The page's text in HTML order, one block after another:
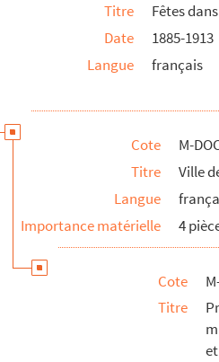
Titre
Fêtes
Date
1885-1913
Langue
français
Cote
M-
Titre
Ville
Langue
Importance matérielle
4
Cote
Titre